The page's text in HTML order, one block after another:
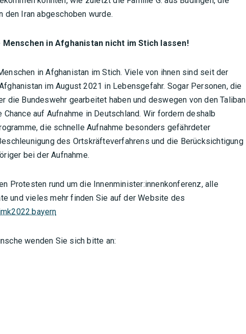
den Iran abgeschoben wurde.
in Afghanistan nicht im Stich lassen!
in Afghanistan im Stich. Viele von ihnen sind seit der
im August 2021 in Lebensgefahr. Sogar Personen, die
die Bundeswehr gearbeitet haben und deswegen von den Taliban
auf Aufnahme in Deutschland. Wir fordern deshalb
die schnelle Aufnahme besonders gefährdeter
des Ortskräfteverfahrens und die Berücksichtigung
bei der Aufnahme.
Protesten rund um die Innenminister:innenkonferenz, alle
und vieles mehr finden Sie auf der Website des
wenden Sie sich bitte an: